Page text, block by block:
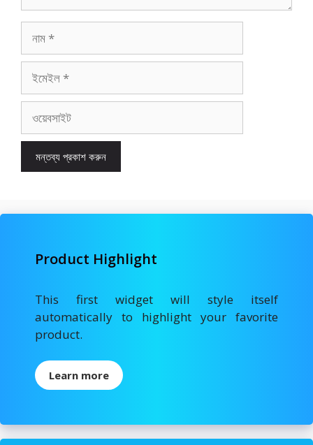
ইমেইল
Product Highlight
This first widget will style itself
automatically to highlight your favorite
product.
Learn more